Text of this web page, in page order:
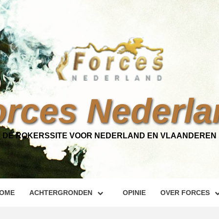
DÉ ROKERSSITE VOOR NEDERLAND EN VLAANDEREN
ACHTERGRONDEN OPINIE OVER FORCES